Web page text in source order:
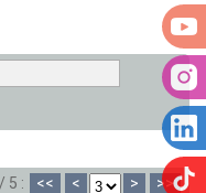
5 : << < > >>